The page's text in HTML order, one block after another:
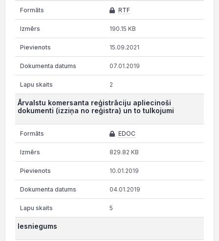
RTF
190.15 KB
15.09.2021
07.01.2019
2
Ārvalstu komersanta reģistrāciju apliecinoši
dokumenti (izziņa no reģistra) un to tulkojumi
EDOC
829.82 KB
10.01.2019
04.01.2019
5
Iesniegums